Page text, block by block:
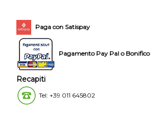
Paga con Satispay
Pagamento Pay Pal o Bonifico
Recapiti
Tel: +39 011 645802